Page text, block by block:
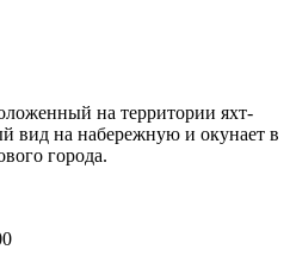
на территории яхт-
вид на набережную и окунает в
города.